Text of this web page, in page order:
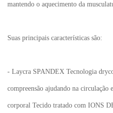
mantendo o aquecimento da
Suas principais características são:
- Laycra SPANDEX Tecnologia
compreensão ajudando na circulação
corporal Tecido tratado com IONS